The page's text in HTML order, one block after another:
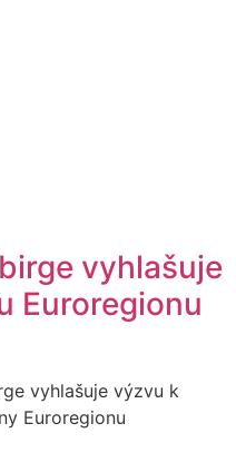
vyhlašuje
Euroregionu
vyhlašuje výzvu k
Euroregionu